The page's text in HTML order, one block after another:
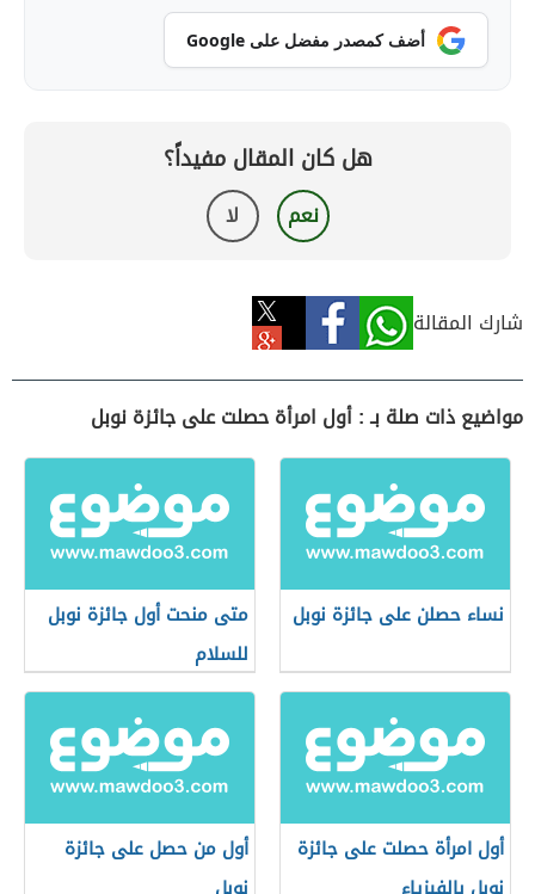
أضف كمصدر مفضل على Google
هل كان المقال مفيداً؟
نعم لا
شارك المقالة
مواضيع ذات صلة بـ : أول امرأة حصلت على جائزة نوبل
نساء حصلن على جائزة نوبل
متى منحت أول جائزة نوبل
للسلام
أول امرأة حصلت على جائزة
أول من حصل على جائزة